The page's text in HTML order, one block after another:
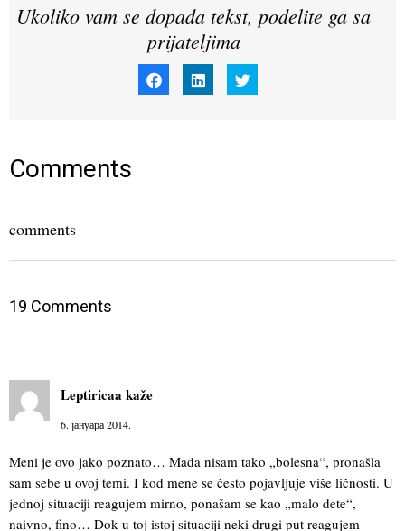
Ukoliko vam se dopada tekst, podelite ga sa
prijateljima
share share share
Comments
comments
19 Comments
Leptiricaa kaže
6. јануара 2014.
Meni je ovo jako poznato… Mada nisam tako „bolesna“, pronašla
sam sebe u ovoj temi. I kod mene se često pojavljuje više ličnosti. U
jednoj situaciji reagujem mirno, ponašam se kao „malo dete“,
naivno, fino… Dok u toj istoj situaciji neki drugi put reagujem